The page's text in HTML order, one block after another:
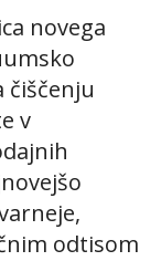
novega
čiščenju
v
odtisom